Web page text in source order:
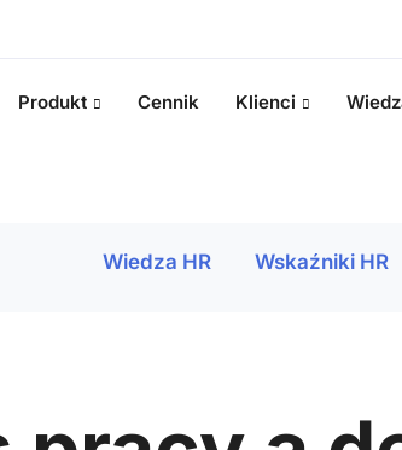
Produkt Cennik Klienci
Wiedza HR Wskaźniki HR